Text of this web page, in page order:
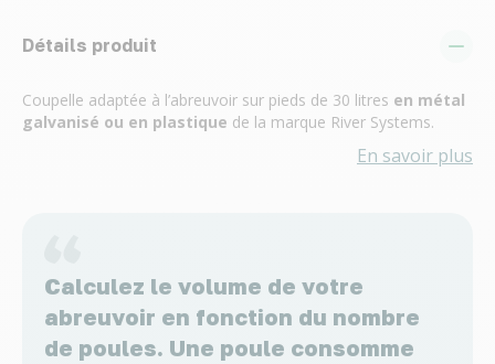
Détails produit
Coupelle adaptée à l’abreuvoir sur pieds de 30 litres en métal
galvanisé ou en plastique de la marque River Systems.
En savoir plus
Calculez le volume de votre
abreuvoir en fonction du nombre
de poules. Une poule consomme